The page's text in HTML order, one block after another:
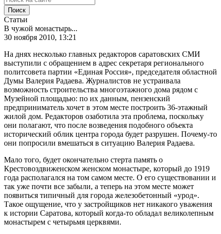
Поиск
Статьи
В чужой монастырь...
30 ноября 2010, 13:21
На днях несколько главных редакторов саратовских СМИ
выступили с обращением в адрес секретаря регионального
политсовета партии «Единая Россия», председателя област­ной
Думы Валерия Радаева. Журналистов не устраивала
возможность строительства многоэтажного дома рядом с
Музейной площадью: по их данным, пензенский
предприниматель хочет в этом месте построить 36-этажный
жилой дом. Редакторов озаботила эта проблема, поскольку
они полагают, что после возведения подобного объекта
исторический облик центра города будет разрушен. Почему-то
они попросили вмешаться в ситуацию Валерия Радаева.
Мало того, будет окончательно стерта память о
Крестовоздвиженском женском монастыре, который до 1919
года располагался на том самом месте. О его существовании и
так уже почти все забыли, а теперь на этом месте может
появиться типичный для города железобетонный «урод».
Такое ощущение, что у застройщиков нет никакого уважения
к истории Саратова, который когда-то обладал великолепным
монастырем с четырьмя церквями.